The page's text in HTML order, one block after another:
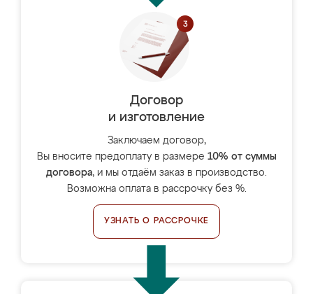
Договор
и изготовление
Заключаем договор,
Вы вносите предоплату в размере 10% от суммы
договора, и мы отдаём заказ в производство.
Возможна оплата в рассрочку без %.
УЗНАТЬ О РАССРОЧКЕ